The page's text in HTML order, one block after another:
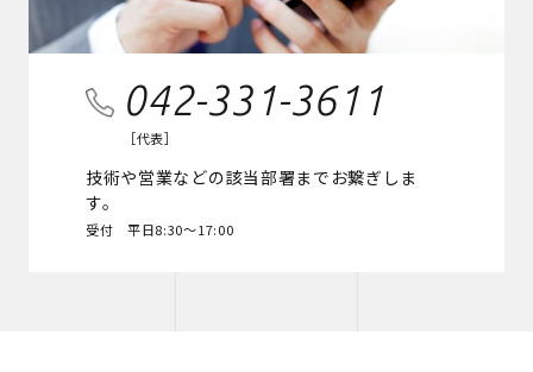
042-331-3611
［代表］
技術や営業などの該当部署までお繋ぎしま
す。
受付 平日8:30～17:00